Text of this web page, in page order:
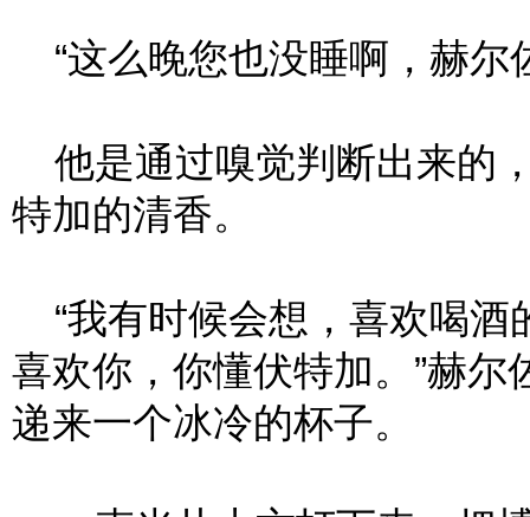
“这么晚您也没睡啊，赫尔
他是通过嗅觉判断出来的
特加的清香。
“我有时候会想，喜欢喝酒
喜欢你，你懂伏特加。”赫
递来一个冰冷的杯子。